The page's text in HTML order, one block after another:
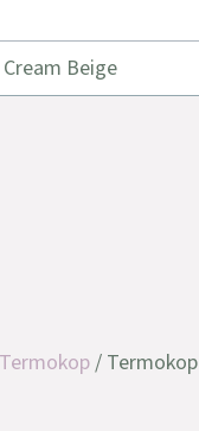
Beige
Termokop/ Termokop